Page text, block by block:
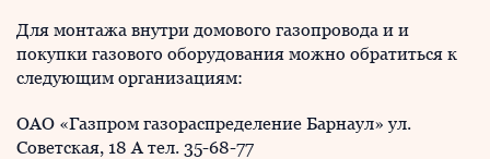
Для монтажа внутри домового газопровода и и
покупки газового оборудования можно обратиться к
следующим организациям:
ОАО «Газпром газораспределение Барнаул» ул.
Советская, 18 А тел. 35-68-77